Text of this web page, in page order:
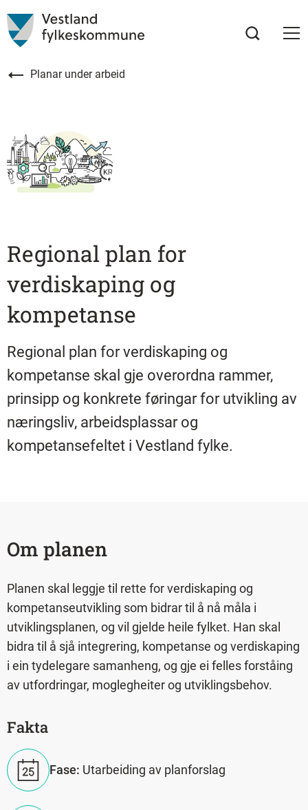
Planar under arbeid
Regional plan for
verdiskaping og
kompetanse
Regional plan for verdiskaping og
kompetanse skal gje overordna rammer,
prinsipp og konkrete føringar for utvikling av
næringsliv, arbeidsplassar og
kompetansefeltet i Vestland fylke.
Om planen
Planen skal leggje til rette for verdiskaping og
kompetanseutvikling som bidrar til å nå måla i
utviklingsplanen, og vil gjelde heile fylket. Han skal
bidra til å sjå integrering, kompetanse og verdiskaping
i ein tydelegare samanheng, og gje ei felles forståing
av utfordringar, moglegheiter og utviklingsbehov.
Fakta
Fase: Utarbeiding av planforslag